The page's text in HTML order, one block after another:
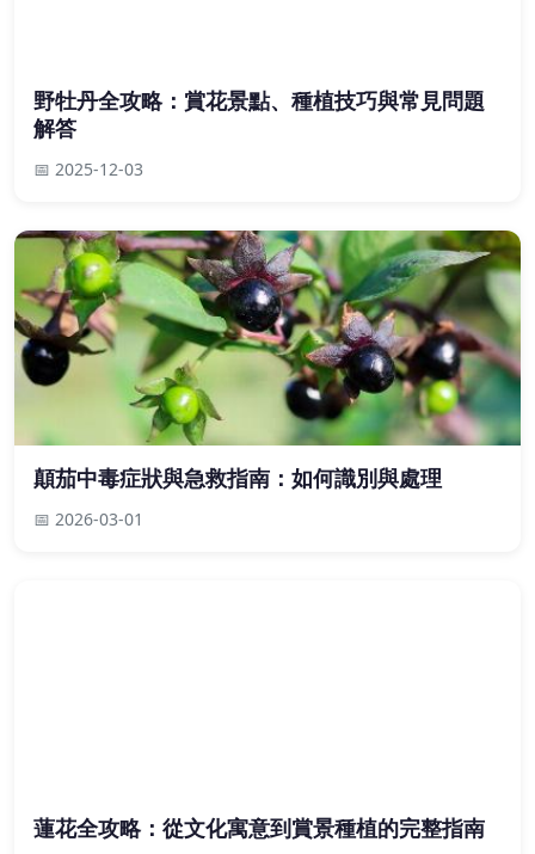
野牡丹全攻略：賞花景點、種植技巧與常見問題
解答
📅 2025-12-03
顛茄中毒症狀與急救指南：如何識別與處理
📅 2026-03-01
蓮花全攻略：從文化寓意到賞景種植的完整指南